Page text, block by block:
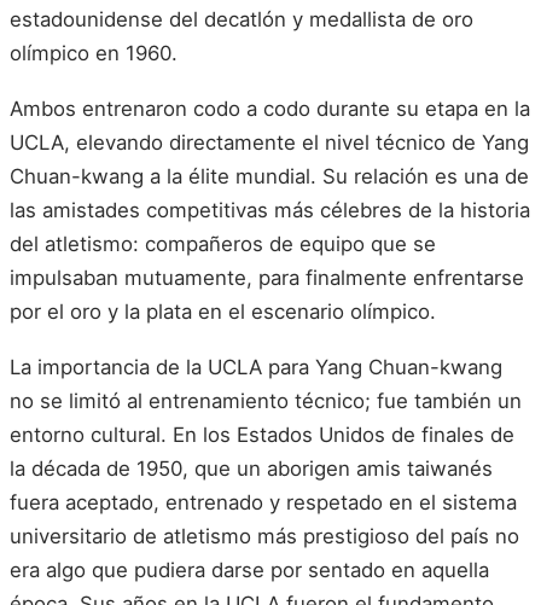
estadounidense del decatlón y medallista de oro
olímpico en 1960.
Ambos entrenaron codo a codo durante su etapa en la
UCLA, elevando directamente el nivel técnico de Yang
Chuan-kwang a la élite mundial. Su relación es una de
las amistades competitivas más célebres de la historia
del atletismo: compañeros de equipo que se
impulsaban mutuamente, para finalmente enfrentarse
por el oro y la plata en el escenario olímpico.
La importancia de la UCLA para Yang Chuan-kwang
no se limitó al entrenamiento técnico; fue también un
entorno cultural. En los Estados Unidos de finales de
la década de 1950, que un aborigen amis taiwanés
fuera aceptado, entrenado y respetado en el sistema
universitario de atletismo más prestigioso del país no
era algo que pudiera darse por sentado en aquella